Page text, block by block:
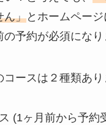
ん」とホームページ
予約が必須になり
ースは２種類あり
(1ヶ月前から予約